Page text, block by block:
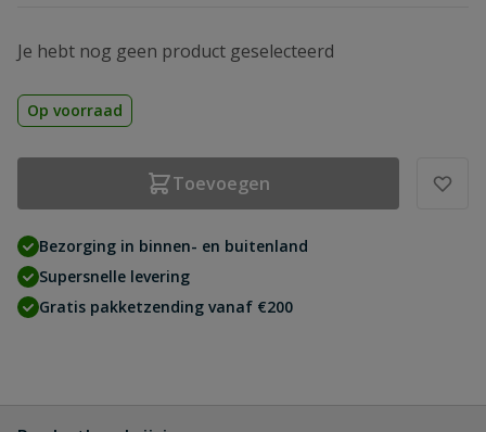
Je hebt nog geen product geselecteerd
Op voorraad
Toevoegen
Bezorging in binnen- en buitenland
Supersnelle levering
Gratis pakketzending vanaf €200